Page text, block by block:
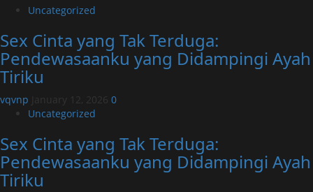
Uncategorized
Sex Cinta yang Tak Terduga:
Pendewasaanku yang Didampingi Ayah
Tiriku
vqvnp January 12, 2026 0
Uncategorized
Sex Cinta yang Tak Terduga:
Pendewasaanku yang Didampingi Ayah
Tiriku